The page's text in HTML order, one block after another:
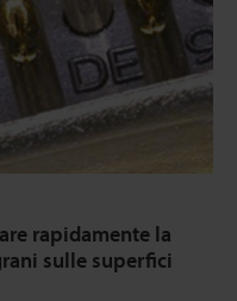
rapidamente la
sulle superfici